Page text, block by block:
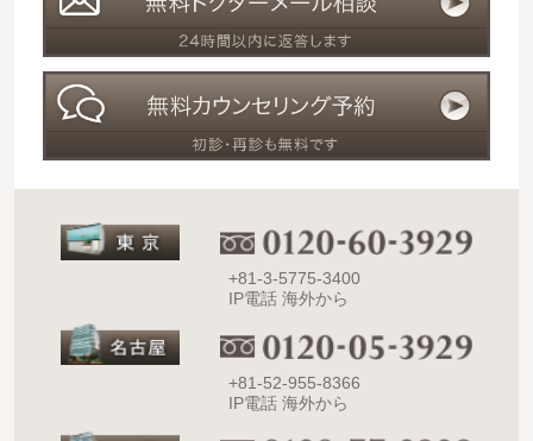
+81-3-5775-3400
IP電話 海外から
+81-52-955-8366
IP電話 海外から